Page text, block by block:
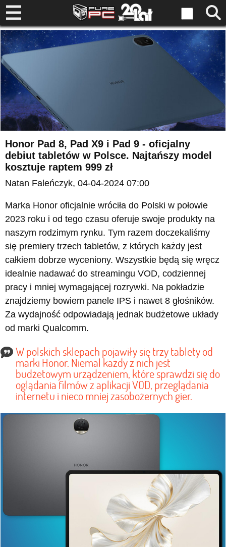
Honor Pad 8, Pad X9 i Pad 9 - oficjalny
debiut tabletów w Polsce. Najtańszy model
kosztuje raptem 999 zł
Natan Faleńczyk, 04-04-2024 07:00
Marka Honor oficjalnie wróciła do Polski w połowie
2023 roku i od tego czasu oferuje swoje produkty na
naszym rodzimym rynku. Tym razem doczekaliśmy
się premiery trzech tabletów, z których każdy jest
całkiem dobrze wyceniony. Wszystkie będą się wręcz
idealnie nadawać do streamingu VOD, codziennej
pracy i mniej wymagającej rozrywki. Na pokładzie
znajdziemy bowiem panele IPS i nawet 8 głośników.
Za wydajność odpowiadają jednak budżetowe układy
od marki Qualcomm.
W polskich sklepach pojawiły się trzy tablety od
marki Honor. Niemal każdy z nich jest
budżetowym urządzeniem, które sprawdzi się do
oglądania filmów z aplikacji VOD, przeglądania
internetu i nieco mniej zasobożernych gier.